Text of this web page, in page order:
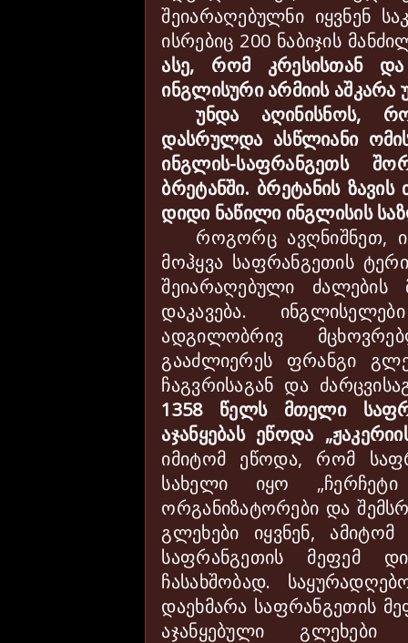
შეიარაღებულნი იყვნენ
ისრებიც 200 ნაბიჯის
ასე, რომ კრესისთან
ინგლისური არმიის აშკარა
უნდა აღინისნოს,
დასრულდა ასწლიანი
ინგლის-საფრანგეთს
ბრეტანში. ბრეტანის
დიდი ნაწილი ინგლისის
როგორც ავღნიშნეთ,
მოჰყვა საფრანგეთის
შეიარაღებული ძალების
დაკავება.
ადგილობრივ
გააძლიერეს ფრანგი
ჩაგვრისაგან და
1358 წელს მთელი
აჯანყებას ეწოდა
იმიტომ ეწოდა, რომ
სახელი იყო „ჩერჩეტი
ორგანიზატორები და
გლეხები იყვნენ, ამიტომ
საფრანგეთის მეფემ
ჩასახშობად.
დაეხმარა საფრანგეთის
აჯანყებული